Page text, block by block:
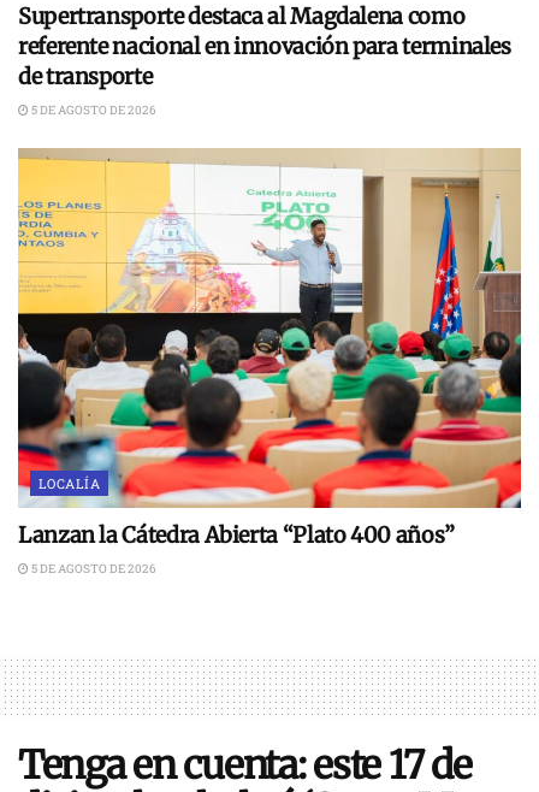
Supertransporte destaca al Magdalena como
referente nacional en innovación para terminales
de transporte
5 DE AGOSTO DE 2026
LOCALÍA
Lanzan la Cátedra Abierta “Plato 400 años”
5 DE AGOSTO DE 2026
Tenga en cuenta: este 17 de